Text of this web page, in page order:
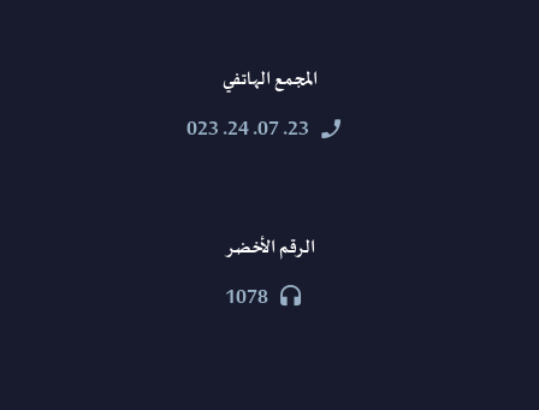
المجمع الهاتفي


23. 07. 24. 023
الرقم الأخضر


1078